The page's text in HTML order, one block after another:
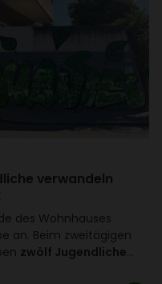
verwan­deln
des Wohn­hauses
an. Beim zwei­tä­gigen
zwölf Jugendliche…